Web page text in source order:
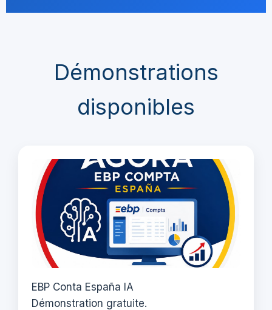
Démonstrations
disponibles
EBP Conta España IA
Démonstration gratuite.